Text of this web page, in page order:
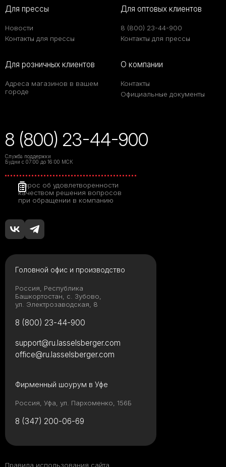
Для прессы
Новости
Контакты для прессы
Для оптовых клиентов
8 (800) 23-44-900
Контакты для прессы
Для розничных клиентов
Адреса магазинов в вашем
городе
О компании
Контакты
Официальные документы
8 (800) 23-44-900
Служба поддержки
Будни с 07:00 до 16:00 МСК
Опрос об удовлетворенности
качеством решения вопросов
при обращении в компанию
Головной офис и производство
Россия, Республика
Башкортостан, с. Зубово,
ул. Электрозаводская, 8
8 (800) 23-44-900
Фирменный шоурум в Уфе
Россия, Уфа, ул. Пархоменко, 156Б
8 (347) 200-06-69
support@ru.lasselsberger.com
office@ru.lasselsberger.com
Правила использования сайта